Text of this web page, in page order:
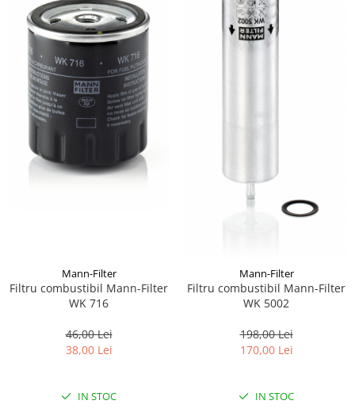
Mann-Filter
Filtru combustibil Mann-Filter
WK 716
46,00 Lei
38,00 Lei
IN STOC
Mann-Filter
Filtru combustibil Mann-Filter
WK 5002
198,00 Lei
170,00 Lei
IN STOC